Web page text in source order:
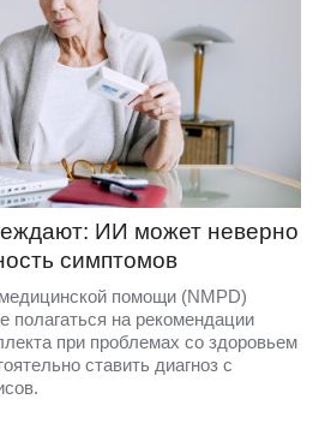
ИИ может неверно
симптомов
помощи (NMPD)
полагаться на рекомендации
при проблемах со здоровьем
ставить диагноз с